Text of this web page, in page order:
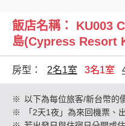
飯店名稱： KU003
島(Cypress Resort
房型： 2名1室 3名1室
※ 以下為每位旅客/新台幣的
※
「2天1夜」為來回機票、